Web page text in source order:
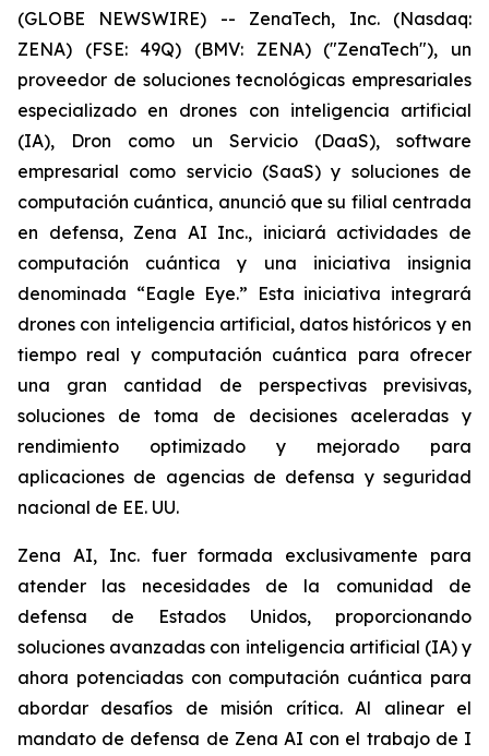
(GLOBE NEWSWIRE) -- ZenaTech, Inc. (Nasdaq:
ZENA) (FSE: 49Q) (BMV: ZENA) ("ZenaTech"), un
proveedor de soluciones tecnológicas empresariales
especializado en drones con inteligencia artificial
(IA), Dron como un Servicio (DaaS), software
empresarial como servicio (SaaS) y soluciones de
computación cuántica, anunció que su filial centrada
en defensa, Zena AI Inc., iniciará actividades de
computación cuántica y una iniciativa insignia
denominada “Eagle Eye.” Esta iniciativa integrará
drones con inteligencia artificial, datos históricos y en
tiempo real y computación cuántica para ofrecer
una gran cantidad de perspectivas previsivas,
soluciones de toma de decisiones aceleradas y
rendimiento optimizado y mejorado para
aplicaciones de agencias de defensa y seguridad
nacional de EE. UU.
Zena AI, Inc. fuer formada exclusivamente para
atender las necesidades de la comunidad de
defensa de Estados Unidos, proporcionando
soluciones avanzadas con inteligencia artificial (IA) y
ahora potenciadas con computación cuántica para
abordar desafíos de misión crítica. Al alinear el
mandato de defensa de Zena AI con el trabajo de I